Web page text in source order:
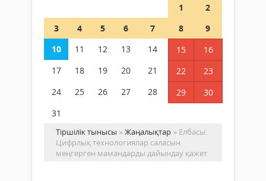
1
2
3
4 5 6 7 8
9
10
11 12 13 14 15
16
17
18 19 20 21 22
23
24
25 26 27 28 29
30
31
Тіршілік тынысы »Жаңалықтар » Елбасы:
Цифрлық технологиялар саласын
меңгерген мамандарды дайындау қажет